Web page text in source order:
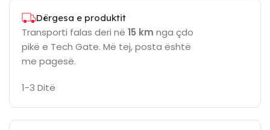
Dërgesa e produktit
Transporti falas deri në 15 km nga çdo
pikë e Tech Gate. Më tej, posta është
me pagesë.
1-3 Ditë